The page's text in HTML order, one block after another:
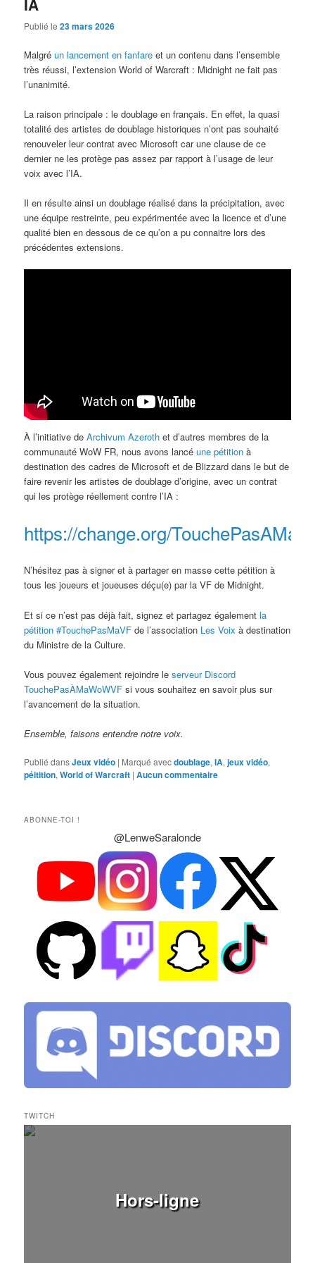
Publié le23 mars 2026
Malgréun lancement en fanfare et un contenu dans l’ensemble
très réussi, l’extension World of Warcraft : Midnight ne fait pas
l’unanimité.
La raison principale : le doublage en français. En effet, la quasi
totalité des artistes de doublage historiques n’ont pas souhaité
renouveler leur contrat avec Microsoft car une clause de ce
dernier ne les protège pas assez par rapport à l’usage de leur
voix avec l’IA.
Il en résulte ainsi un doublage réalisé dans la précipitation, avec
une équipe restreinte, peu expérimentée avec la licence et d’une
qualité bien en dessous de ce qu’on a pu connaitre lors des
précédentes extensions.
À l’initiative deArchivum Azeroth et d’autres membres de la
communauté WoW FR, nous avons lancéune pétition à
destination des cadres de Microsoft et de Blizzard dans le but de
faire revenir les artistes de doublage d’origine, avec un contrat
qui les protège réellement contre l’IA :
https://change.org/
N’hésitez pas à signer et à partager en masse cette pétition à
tous les joueurs et joueuses déçu(e) par la VF de Midnight.
Et si ce n’est pas déjà fait, signez et partagez égalementla
pétition #TouchePasMaVF de l’association Les Voix à destination
du Ministre de la Culture.
Vous pouvez également rejoindre leserveur Discord
TouchePasÀMaWoWVF si vous souhaitez en savoir plus sur
l’avancement de la situation.
Ensemble, faisons entendre notre voix.
Publié dansJeux vidéo | Marqué avecdoublage,IA,jeux vidéo,
péitition,World of Warcraft |Aucun commentaire
ABONNE-TOI !
@LenweSaralonde
TWITCH
Hors-ligne